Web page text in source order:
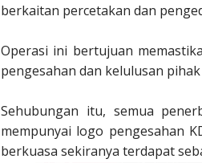
berkaitan percetakan dan
Operasi ini bertujuan
pengesahan dan kelulusan
Sehubungan itu, semua
mempunyai logo pengesahan
berkuasa sekiranya terdapat